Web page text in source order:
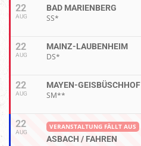
22
AUG
BAD MARIENBERG
SS*
22
AUG
MAINZ-LAUBENHEIM
DS*
22
AUG
MAYEN-GEISBÜSCHHOF
SM**
22
AUG
VERANSTALTUNG FÄLLT AUS
ASBACH / FAHREN